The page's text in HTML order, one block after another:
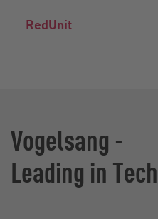
RedUnit
Vogelsang -
Leading in